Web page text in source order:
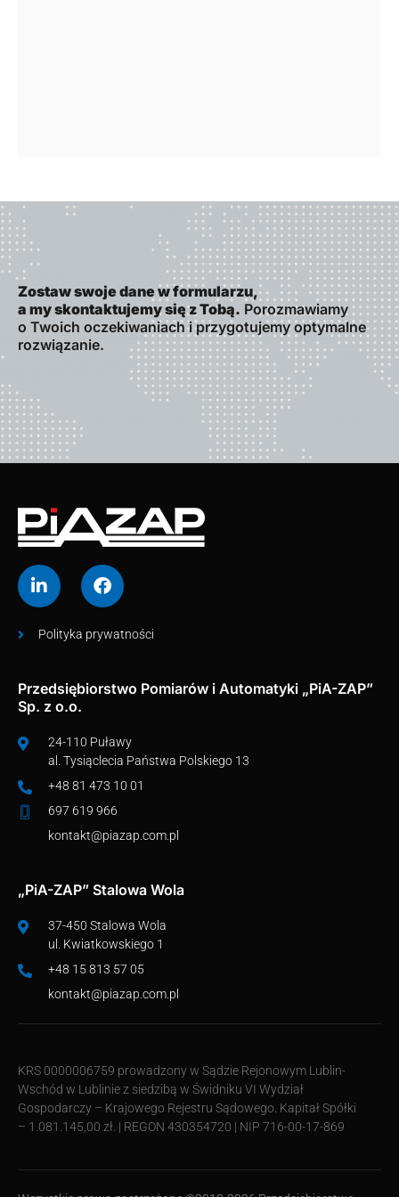
Zostaw swoje dane w formularzu,
a my skontaktujemy się z Tobą. Porozmawiamy
o Twoich oczekiwaniach i przygotujemy optymalne
rozwiązanie.
Polityka prywatności
Przedsiębiorstwo Pomiarów i Automatyki „PiA-ZAP”
Sp. z o.o.
24-110 Puławy
al. Tysiąclecia Państwa Polskiego 13
+48 81 473 10 01
697 619 966
kontakt@piazap.com.pl
„PiA-ZAP” Stalowa Wola
37-450 Stalowa Wola
ul. Kwiatkowskiego 1
+48 15 813 57 05
kontakt@piazap.com.pl
KRS 0000006759 prowadzony w Sądzie Rejonowym Lublin-
Wschód w Lublinie z siedzibą w Świdniku VI Wydział
Gospodarczy – Krajowego Rejestru Sądowego. Kapitał Spółki
– 1.081.145,00 zł. | REGON 430354720 | NIP 716-00-17-869